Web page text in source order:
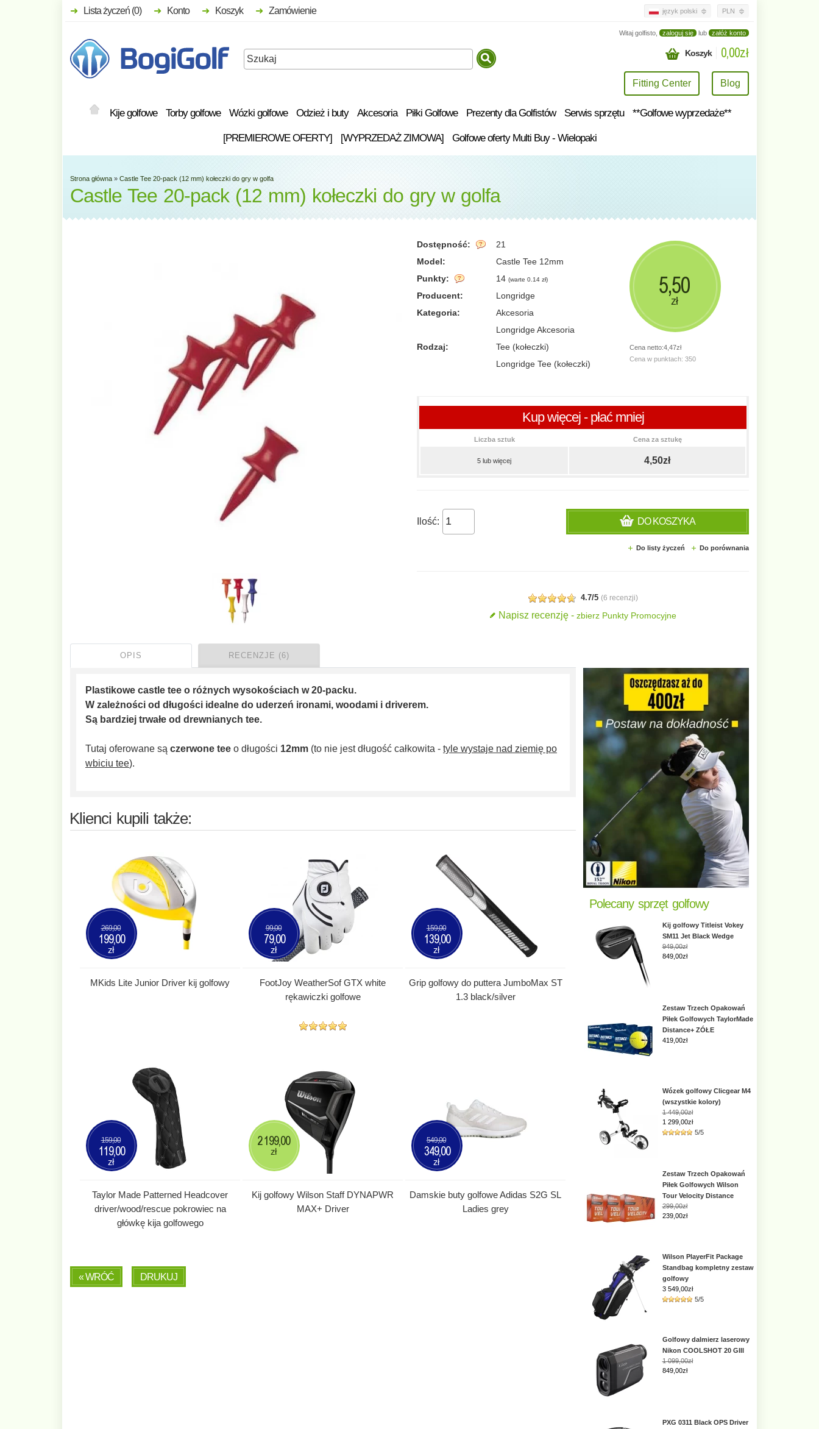
Witaj golfisto, zaloguj się lub załóż konto
Koszyk 0,00zł
Fitting Center Blog
Kije golfowe Torby golfowe Wózki golfowe Odzież i buty Akcesoria Piłki Golfowe Prezenty dla Golfistów Serwis sprzętu **Golfowe wyprzedaże**
[PREMIEROWE OFERTY] [WYPRZEDAŻ ZIMOWA] Golfowe oferty Multi Buy - Wielopaki
Lista życzeń (0) Konto Koszyk Zamówienie język polski PLN
Strona główna » Castle Tee 20-pack (12 mm) kołeczki do gry w golfa
Castle Tee 20-pack (12 mm) kołeczki do gry w golfa
Dostępność:
21
Model:
Castle Tee 12mm
Punkty:
14 (warte 0.14 zł)
Producent:
Longridge
Kategoria:
Akcesoria
Longridge Akcesoria
Rodzaj:
Tee (kołeczki)
Longridge Tee (kołeczki)
Cena netto:4,47zł
Cena w punktach: 350
5,50
zł
Kup więcej - płać mniej
Liczba sztuk Cena za sztukę
5 lub więcej 4,50zł
Ilość: DO KOSZYKA
Do listy życzeń Do porównania
4.7/5 (6 recenzji)
Napisz recenzję - zbierz Punkty Promocyjne
OPIS RECENZJE (6)
Plastikowe castle tee o różnych wysokościach w 20-packu.
W zależności od długości idealne do uderzeń ironami, woodami i driverem.
Są bardziej trwałe od drewnianych tee.
Tutaj oferowane są czerwone tee o długości 12mm (to nie jest długość całkowita - tyle wystaje nad ziemię po
wbiciu tee).
Klienci kupili także:
MKids Lite Junior Driver kij golfowy
269,00
199,00
zł
FootJoy WeatherSof GTX white
rękawiczki golfowe
99,00
79,00
zł
Grip golfowy do puttera JumboMax ST
1.3 black/silver
159,00
139,00
zł
Taylor Made Patterned Headcover
driver/wood/rescue pokrowiec na
główkę kija golfowego
159,00
119,00
zł
Kij golfowy Wilson Staff DYNAPWR
MAX+ Driver
2 199,00
zł
Damskie buty golfowe Adidas S2G SL
Ladies grey
549,00
349,00
zł
« WRÓĆ DRUKUJ
Polecany sprzęt golfowy
Kij golfowy Titleist Vokey
SM11 Jet Black Wedge
949,00zł
849,00zł
Zestaw Trzech Opakowań
Piłek Golfowych TaylorMade
Distance+ ZÓŁE
419,00zł
Wózek golfowy Clicgear M4
(wszystkie kolory)
1 449,00zł
1 299,00zł
5/5
Zestaw Trzech Opakowań
Piłek Golfowych Wilson
Tour Velocity Distance
299,00zł
239,00zł
Wilson PlayerFit Package
Standbag kompletny zestaw
golfowy
3 549,00zł
5/5
Golfowy dalmierz laserowy
Nikon COOLSHOT 20 GIII
1 099,00zł
849,00zł
PXG 0311 Black OPS Driver